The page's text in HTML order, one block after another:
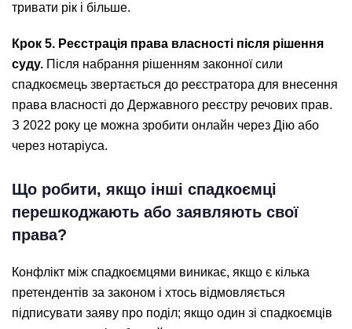
тривати рік і більше.
Крок 5. Реєстрація права власності після рішення
суду. Після набрання рішенням законної сили
спадкоємець звертається до реєстратора для внесення
права власності до Державного реєстру речових прав.
З 2022 року це можна зробити онлайн через Дію або
через нотаріуса.
Що робити, якщо інші спадкоємці
перешкоджають або заявляють свої
права?
Конфлікт між спадкоємцями виникає, якщо є кілька
претендентів за законом і хтось відмовляється
підписувати заяву про поділ; якщо один зі спадкоємців